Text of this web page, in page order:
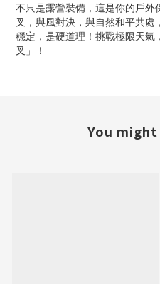
不只是露營裝備，這是你的戶
叉，與風對決，與自然和平共處
穩定，是硬道理！挑戰極限天
叉」！
You